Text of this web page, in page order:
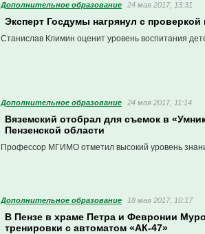
Дополнительное образование 24 мая 2017, 13:31
Эксперт Госдумы нагрянул с
Станислав Климин оценит уровень воспитания
Дополнительное образование 24 мая 2017, 11:14
Вяземский отобрал для съемок в
Пензенской области
Профессор МГИМО отметил высокий уровень
Дополнительное образование 18 мая 2017, 10:17
В Пензе в храме Петра и Февронии
тренировки с автоматом «АК-47»